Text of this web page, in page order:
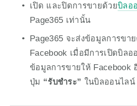
เปิด และปิดการขายด้วยบิลอ
Page365 เท่านั้น
Page365 จะส่งข้อมูลการขา
Facebook เมื่อมีการเปิดบิล
ข้อมูลการขายให้ Facebook
ปุ่ม “รับชำระ” ในบิลออนไลน์